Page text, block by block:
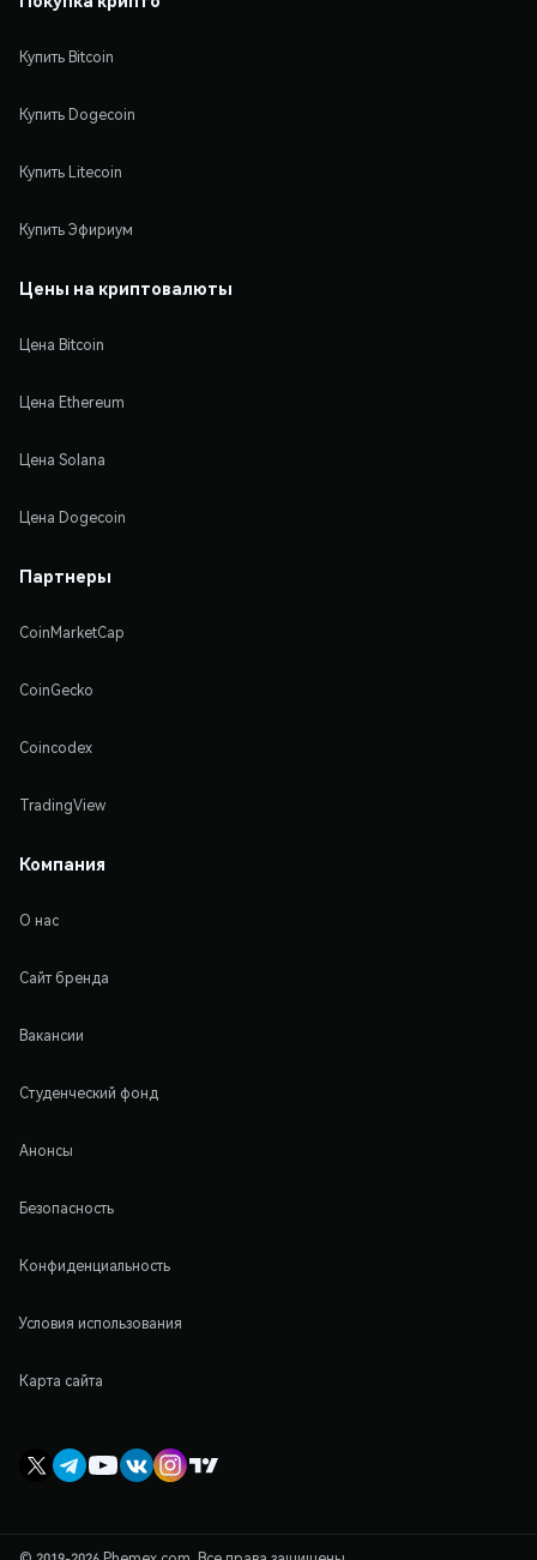
Купить Bitcoin
Купить Dogecoin
Купить Litecoin
Купить Эфириум
Цены на криптовалюты
Цена Bitcoin
Цена Ethereum
Цена Solana
Цена Dogecoin
Партнеры
CoinMarketCap
CoinGecko
Coincodex
TradingView
Компания
О нас
Сайт бренда
Вакансии
Студенческий фонд
Анонсы
Безопасность
Конфиденциальность
Условия использования
Карта сайта